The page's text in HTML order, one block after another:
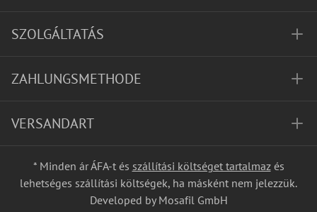
SZOLGÁLTATÁS
ZAHLUNGSMETHODE
VERSANDART
* Minden ár ÁFA-t és szállítási költséget tartalmazés
lehetséges szállítási költségek, ha másként nem jelezzük.
Developed by Mosafil GmbH